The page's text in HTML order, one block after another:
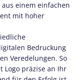
einem einfachen
mit hoher
Bedruckung
Veredelungen. So
Logo präzise an Ihr